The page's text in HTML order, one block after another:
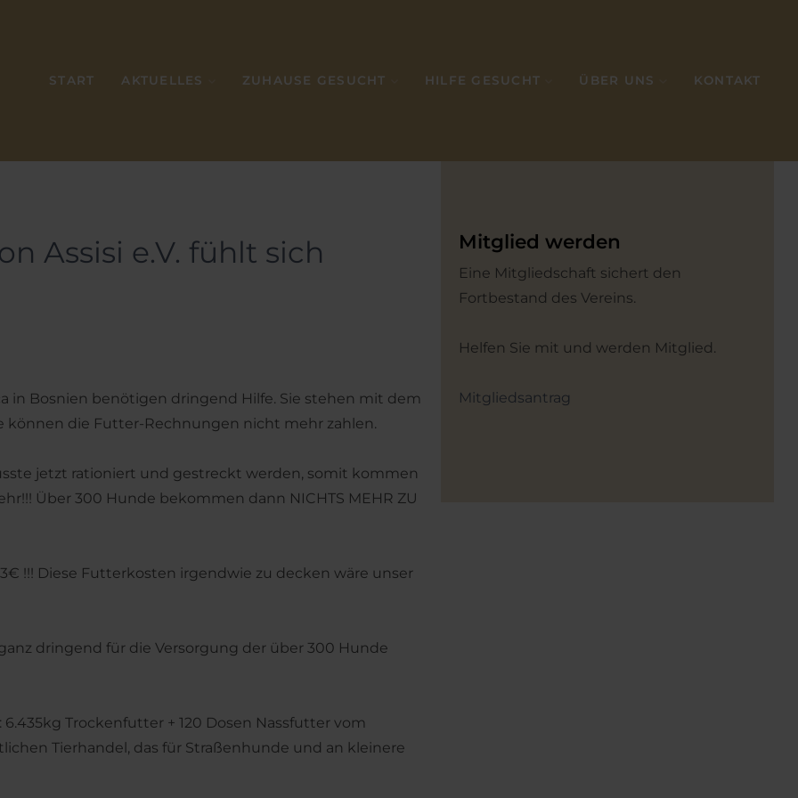
START AKTUELLES ZUHAUSE GESUCHT HILFE GESUCHT ÜBER UNS KONTAKT
Mitglied werden
Eine Mitgliedschaft sichert den
Fortbestand des Vereins.
Helfen Sie mit und werden Mitglied.
Mitgliedsantrag
Assisi e.V. fühlt sich
in Bosnien benötigen dringend Hilfe. Sie stehen mit dem
können die Futter-Rechnungen nicht mehr zahlen.
jetzt rationiert und gestreckt werden, somit kommen
Über 300 Hunde bekommen dann NICHTS MEHR ZU
!!! Diese Futterkosten irgendwie zu decken wäre unser
dringend für die Versorgung der über 300 Hunde
Trockenfutter + 120 Dosen Nassfutter vom
Tierhandel, das für Straßenhunde und an kleinere